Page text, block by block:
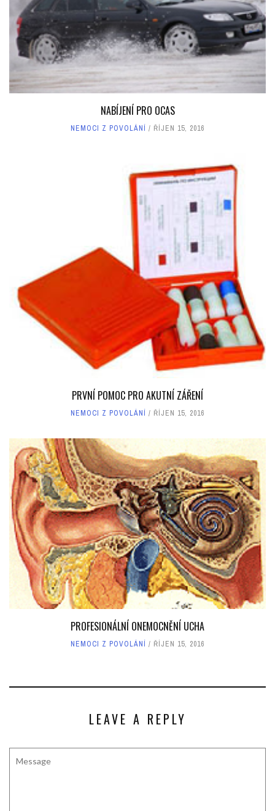
NABÍJENÍ PRO OCAS
NEMOCI Z POVOLÁNÍ ŘÍJEN 15, 2016
PRVNÍ POMOC PRO AKUTNÍ ZÁŘENÍ
NEMOCI Z POVOLÁNÍ ŘÍJEN 15, 2016
PROFESIONÁLNÍ ONEMOCNĚNÍ UCHA
NEMOCI Z POVOLÁNÍ ŘÍJEN 15, 2016
LEAVE A REPLY